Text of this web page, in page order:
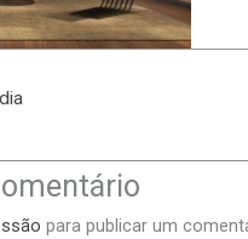
para publicar um